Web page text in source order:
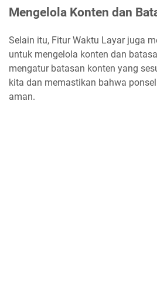
Mengelola Konten dan
Selain itu, Fitur Waktu Layar juga
untuk mengelola konten dan
mengatur batasan konten yang
kita dan memastikan bahwa
aman.